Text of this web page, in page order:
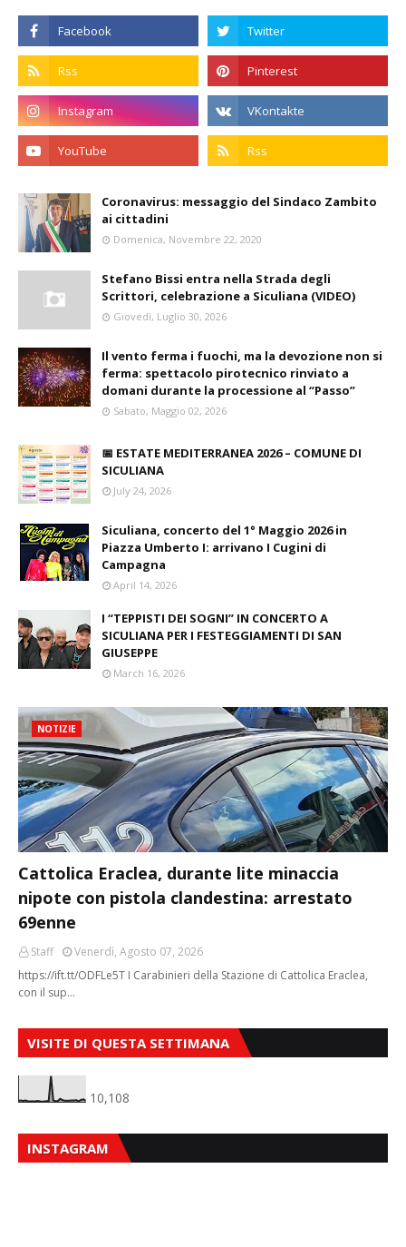
Coronavirus: messaggio del Sindaco Zambito
ai cittadini
Domenica, Novembre 22, 2020
Stefano Bissi entra nella Strada degli
Scrittori, celebrazione a Siculiana (VIDEO)
Giovedì, Luglio 30, 2026
Il vento ferma i fuochi, ma la devozione non si
ferma: spettacolo pirotecnico rinviato a
domani durante la processione al “Passo”
Sabato, Maggio 02, 2026
📅 ESTATE MEDITERRANEA 2026 – COMUNE DI
SICULIANA
July 24, 2026
Siculiana, concerto del 1° Maggio 2026 in
Piazza Umberto I: arrivano I Cugini di
Campagna
April 14, 2026
I “TEPPISTI DEI SOGNI” IN CONCERTO A
SICULIANA PER I FESTEGGIAMENTI DI SAN
GIUSEPPE
March 16, 2026
NOTIZIE
Cattolica Eraclea, durante lite minaccia
nipote con pistola clandestina: arrestato
69enne
Staff
Venerdì, Agosto 07, 2026
https://ift.tt/ODFLe5T I Carabinieri della Stazione di Cattolica Eraclea,
con il sup…
VISITE DI QUESTA SETTIMANA
10,108
INSTAGRAM